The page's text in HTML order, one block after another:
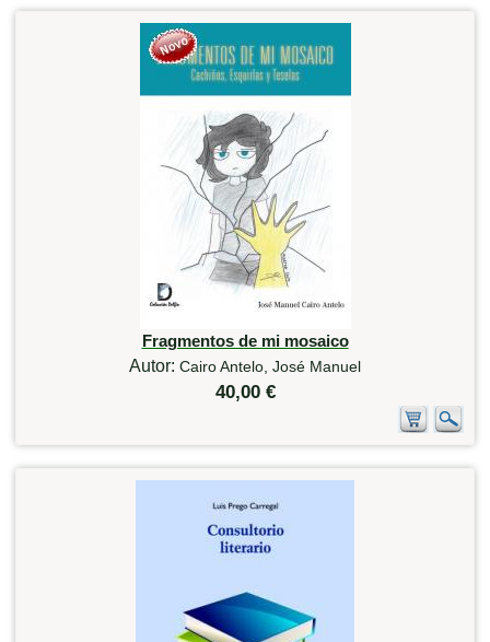
Fragmentos de mi mosaico
Autor: Cairo Antelo, José Manuel
40,00 €